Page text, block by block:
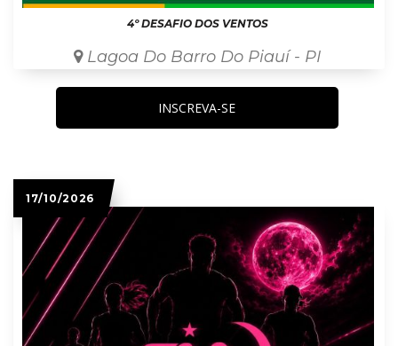
4º DESAFIO DOS VENTOS
Lagoa Do Barro Do Piauí - PI
INSCREVA-SE
17/10/2026